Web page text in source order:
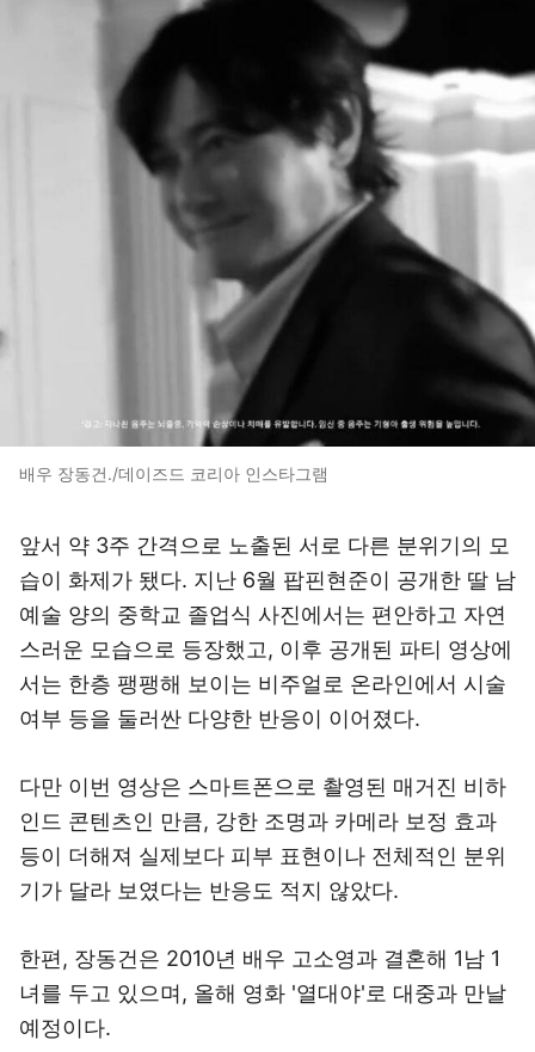
배우 장동건./데이즈드 코리아 인스타그램
앞서 약 3주 간격으로 노출된 서로 다른 분위기의 모
습이 화제가 됐다. 지난 6월 팝핀현준이 공개한 딸 남
예술 양의 중학교 졸업식 사진에서는 편안하고 자연
스러운 모습으로 등장했고, 이후 공개된 파티 영상에
서는 한층 팽팽해 보이는 비주얼로 온라인에서 시술
여부 등을 둘러싼 다양한 반응이 이어졌다.
다만 이번 영상은 스마트폰으로 촬영된 매거진 비하
인드 콘텐츠인 만큼, 강한 조명과 카메라 보정 효과
등이 더해져 실제보다 피부 표현이나 전체적인 분위
기가 달라 보였다는 반응도 적지 않았다.
한편, 장동건은 2010년 배우 고소영과 결혼해 1남 1
녀를 두고 있으며, 올해 영화 '열대야'로 대중과 만날
예정이다.